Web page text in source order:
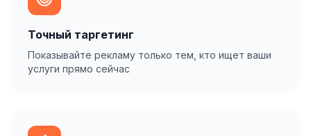
Точный таргетинг
Показывайте рекламу только тем, кто ищет ваши
услуги прямо сейчас